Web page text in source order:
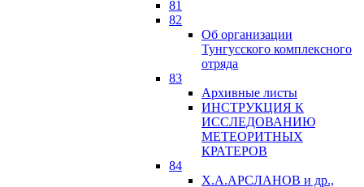
81
82
Об организации
Тунгусского комплексного
отряда
83
Архивные листы
ИНСТРУКЦИЯ К
ИССЛЕДОВАНИЮ
МЕТЕОРИТНЫХ
КРАТЕРОВ
84
Х.А.АРСЛАНОВ и др.,